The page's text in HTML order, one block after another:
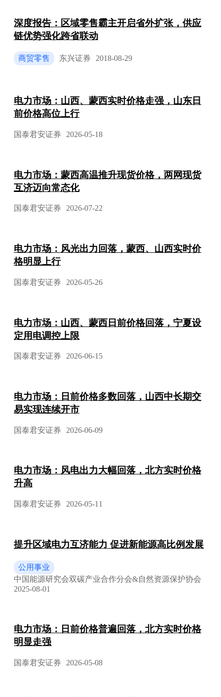
深度报告：区域零售霸主开启省外扩张，供应
链优势强化跨省联动
商贸零售 东兴证券 2018-08-29
电力市场：山西、蒙西实时价格走强，山东日
前价格高位上行
国泰君安证券 2026-05-18
电力市场：蒙西高温推升现货价格，两网现货
互济迈向常态化
国泰君安证券 2026-07-22
电力市场：风光出力回落，蒙西、山西实时价
格明显上行
国泰君安证券 2026-05-26
电力市场：山西、蒙西日前价格回落，宁夏设
定用电调控上限
国泰君安证券 2026-06-15
电力市场：日前价格多数回落，山西中长期交
易实现连续开市
国泰君安证券 2026-06-09
电力市场：风电出力大幅回落，北方实时价格
升高
国泰君安证券 2026-05-11
提升区域电力互济能力 促进新能源高比例发展
公用事业
中国能源研究会双碳产业合作分会&自然资源保护协会
2025-08-01
电力市场：日前价格普遍回落，北方实时价格
明显走强
国泰君安证券 2026-05-08